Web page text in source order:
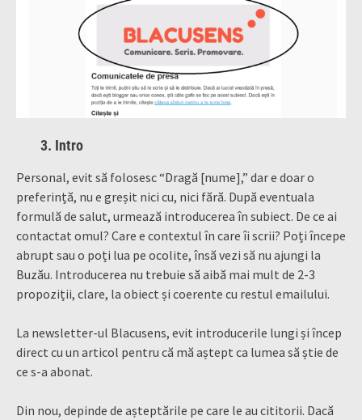
3. Intro
Personal, evit să folosesc “Dragă [nume],” dar e doar o
preferință, nu e greșit nici cu, nici fără. După eventuala
formulă de salut, urmează introducerea în subiect. De ce ai
contactat omul? Care e contextul în care îi scrii? Poți începe
abrupt sau o poți lua pe ocolite, însă vezi să nu ajungi la
Buzău. Introducerea nu trebuie să aibă mai mult de 2-3
propoziții, clare, la obiect și coerente cu restul emailului.
La newsletter-ul Blacusens, evit introducerile lungi și încep
direct cu un articol pentru că mă aștept ca lumea să știe de
ce s-a abonat.
Din nou, depinde de așteptările pe care le au cititorii. Dacă